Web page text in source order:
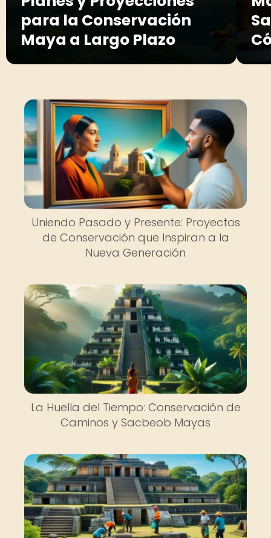
para la Conservación
Maya a Largo Plazo
Uniendo Pasado y Presente: Proyectos
de Conservación que Inspiran a la
Nueva Generación
La Huella del Tiempo: Conservación de
Caminos y Sacbeob Mayas